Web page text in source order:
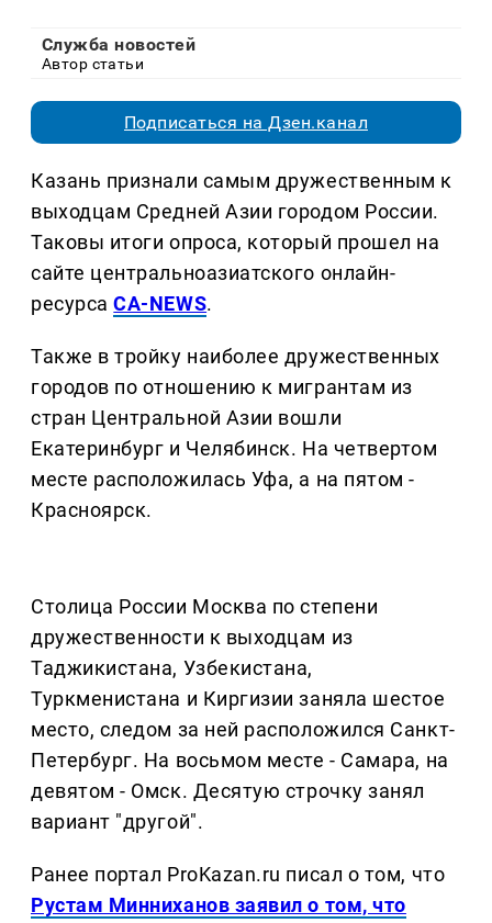
Служба новостей
Автор статьи
Подписаться на Дзен.канал
Казань признали самым дружественным к
выходцам Средней Азии городом России.
Таковы итоги опроса, который прошел на
сайте центральноазиатского онлайн-
ресурсаCA-NEWS.
Также в тройку наиболее дружественных
городов по отношению к мигрантам из
стран Центральной Азии вошли
Екатеринбург и Челябинск. На четвертом
месте расположилась Уфа, а на пятом -
Красноярск.
Столица России Москва по степени
дружественности к выходцам из
Таджикистана, Узбекистана,
Туркменистана и Киргизии заняла шестое
место, следом за ней расположился Санкт-
Петербург. На восьмом месте - Самара, на
девятом - Омск. Десятую строчку занял
вариант "другой".
Ранее портал ProKazan.ru писал о том, что
Рустам Минниханов заявил о том, что